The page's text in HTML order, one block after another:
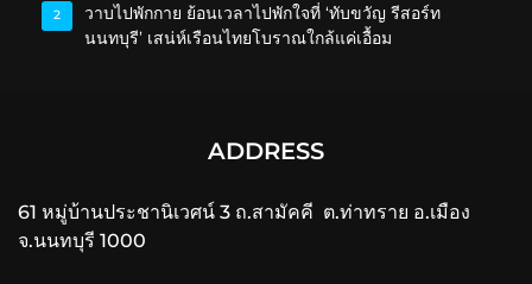
2
วาบไปพักกาย ย้อนเวลาไปพักใจที่ ‘ทับขวัญ รีสอร์ท
นนทบุรี’ เสน่ห์เรือนไทยโบราณใกล้แค่เอื้อม
ADDRESS
61 หมู่บ้านประชานิเวศน์ 3 ถ.สามัคคี ต.ท่าทราย อ.เมือง
จ.นนทบุรี 1000